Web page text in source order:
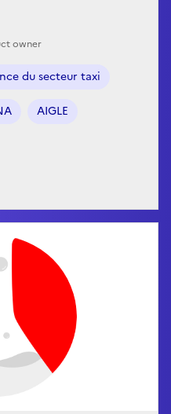
owner
du secteur taxi
AIGLE